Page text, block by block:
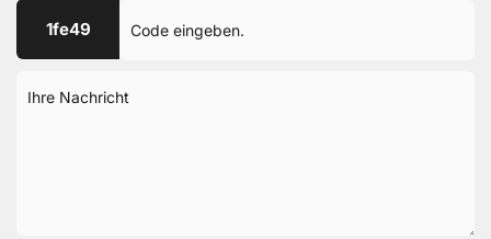
1fe49